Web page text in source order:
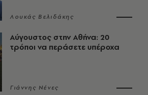
Λουκάς Βελιδάκης
Αύγουστος στην Αθήνα: 20
τρόποι να περάσετε υπέροχα
Γιάννης Νένες